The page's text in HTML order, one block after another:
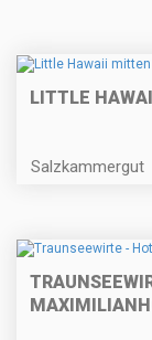
LITTLE
Salzkammergut